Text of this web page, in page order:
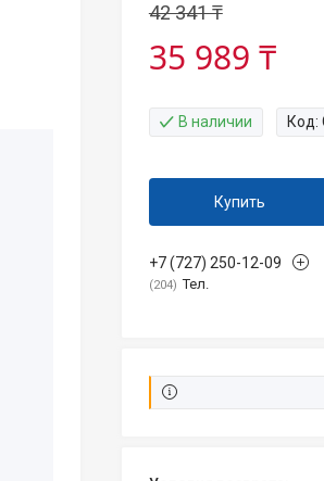
42 341 ₸
35 989 ₸
В наличии Код:
Купить
+7 (727) 250-12-09
204 Тел.